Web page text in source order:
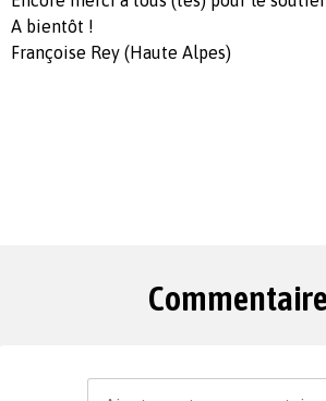
A bientôt !
Françoise Rey (Haute Alpes)